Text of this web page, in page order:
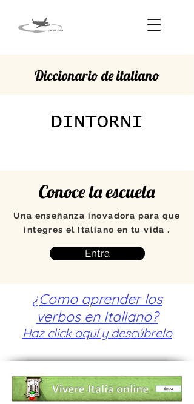
Diccionario de italiano
DINTORNI
Conoce la escuela
Una enseñanza inovadora para que
integres el Italiano en tu vida .
Entra
¿Como aprender los
verbos en Italiano?
Haz click aquí y descúbrelo